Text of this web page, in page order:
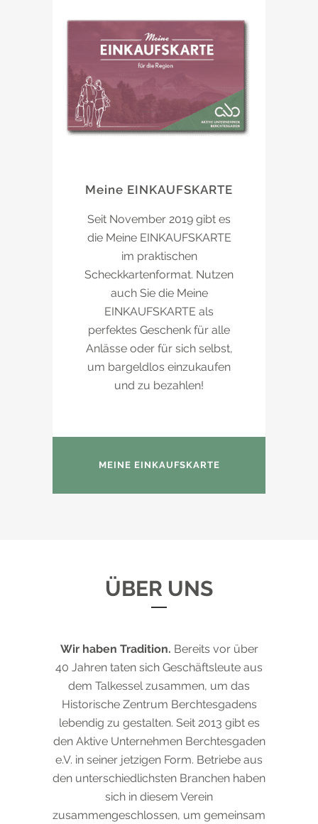
Meine EINKAUFSKARTE
Seit November 2019 gibt es
die Meine EINKAUFSKARTE
im praktischen
Scheckkartenformat. Nutzen
auch Sie die Meine
EINKAUFSKARTE als
perfektes Geschenk für alle
Anlässe oder für sich selbst,
um bargeldlos einzukaufen
und zu bezahlen!
MEINE EINKAUFSKARTE
ÜBER UNS
Wir haben Tradition. Bereits vor über
40 Jahren taten sich Geschäftsleute aus
dem Talkessel zusammen, um das
Historische Zentrum Berchtesgadens
lebendig zu gestalten. Seit 2013 gibt es
den Aktive Unternehmen Berchtesgaden
e.V. in seiner jetzigen Form. Betriebe aus
den unterschiedlichsten Branchen haben
sich in diesem Verein
zusammengeschlossen, um gemeinsam